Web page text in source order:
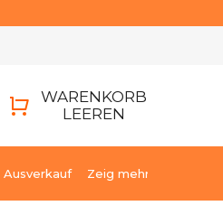
WARENKORB
LEEREN
Ausverkauf Zeig mehr